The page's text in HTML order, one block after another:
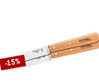
-15%